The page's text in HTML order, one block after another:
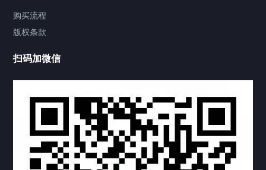
视频中心
热门标签 TAG
机构链接
联系方式 关于我们
购买流程
版权条款
扫码加微信